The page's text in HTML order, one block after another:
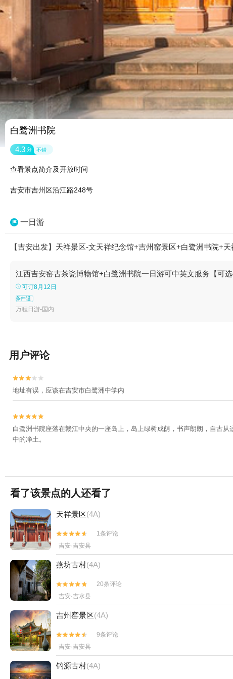
白鹭洲书院
4.3 分 不错
查看景点简介及开放时间
吉安市吉州区沿江路248号
一日游
【吉安出发】天祥景区-文天祥纪念馆+吉州窑景区+白鹭洲书院+
江西吉安窑古茶瓷博物馆+白鹭洲书院一日游可中英文服务【可
可订8月12日
条件退
万程日游-国内
用户评论


地址有误，应该在吉安市白鹭洲中学内


白鹭洲书院座落在赣江中央的一座岛上，岛上绿树成荫，书声朗朗，自古
中的净土。
看了该景点的人还看了
天祥景区(4A)


1条评论
吉安·吉安县
燕坊古村(4A)


20条评论
吉安·吉水县
吉州窑景区(4A)


9条评论
吉安·吉安县
钓源古村(4A)